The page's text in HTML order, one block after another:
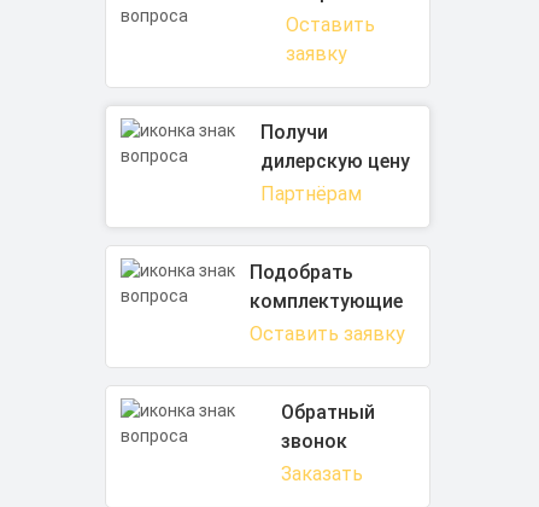
Оставить
заявку
Получи
дилерскую цену
Партнёрам
Подобрать
комплектующие
Оставить заявку
Обратный
звонок
Заказать